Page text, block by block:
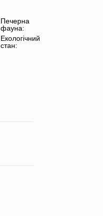
Печерна
фауна:
Екологічний
стан: